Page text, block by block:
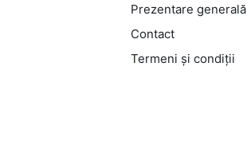
Prezentare generală
Contact
Termeni și condiții